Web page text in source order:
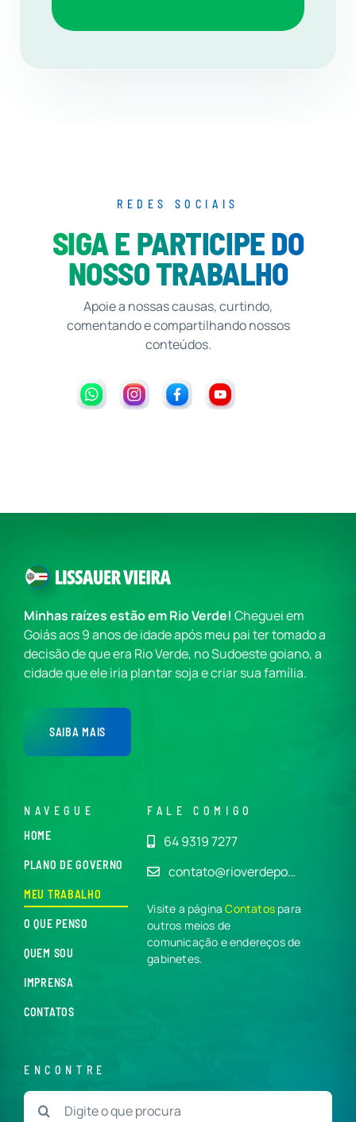
REDES SOCIAIS
SIGA E PARTICIPE DO
NOSSO TRABALHO
Apoie a nossas causas, curtindo,
comentando e compartilhando nossos
conteúdos.
Minhas raízes estão em Rio Verde! Cheguei em
Goiás aos 9 anos de idade após meu pai ter tomado a
decisão de que era Rio Verde, no Sudoeste goiano, a
cidade que ele iria plantar soja e criar sua família.
SAIBA MAIS
NAVEGUE
HOME
PLANO DE GOVERNO
MEU TRABALHO
O QUE PENSO
QUEM SOU
IMPRENSA
CONTATOS
FALE COMIGO
64 9319 7277
contato@rioverdepo…
Visite a páginaContatos para
outros meios de
comunicação e endereços de
gabinetes.
ENCONTRE
Buscar